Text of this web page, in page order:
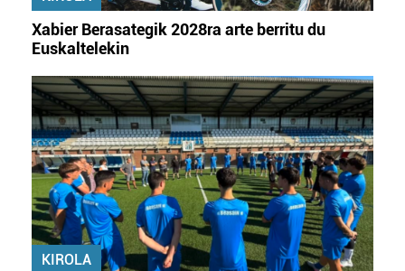
buruzko informazio gehiago eta ezarri zure lehentasunak
datuen atalean. Edozein unetan alda edo ken dezakezu
Webgune honek cookie propioak eta hirugarrenen cookie-
fitxategiak erabiltzen ditu. Zure esperientzia eta
zerbitzuak hobetzeko asmoz, cookie teknologiaz
baliatzen gara. Ohar hau onartuz gero, teknologia hori
erabiltzeko baimen esplizitua ematen diguzu.Gehiago
irakurri
Xabier Berasategik 2028ra arte berritu du
Euskaltelekin
KIROLA